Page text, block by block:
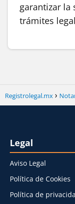
garantizar la
trámites
Registrolegal.mx
Legal
Aviso Legal
Política de Cookies
Política de